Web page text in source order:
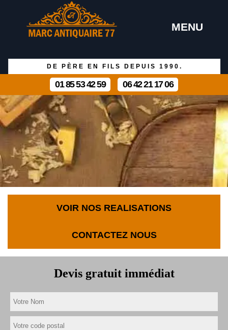
MENU
DE PÈRE EN FILS DEPUIS 1990.
01 85 53 42 59 06 42 21 17 06
VOIR NOS REALISATIONS
CONTACTEZ NOUS
Devis gratuit immédiat